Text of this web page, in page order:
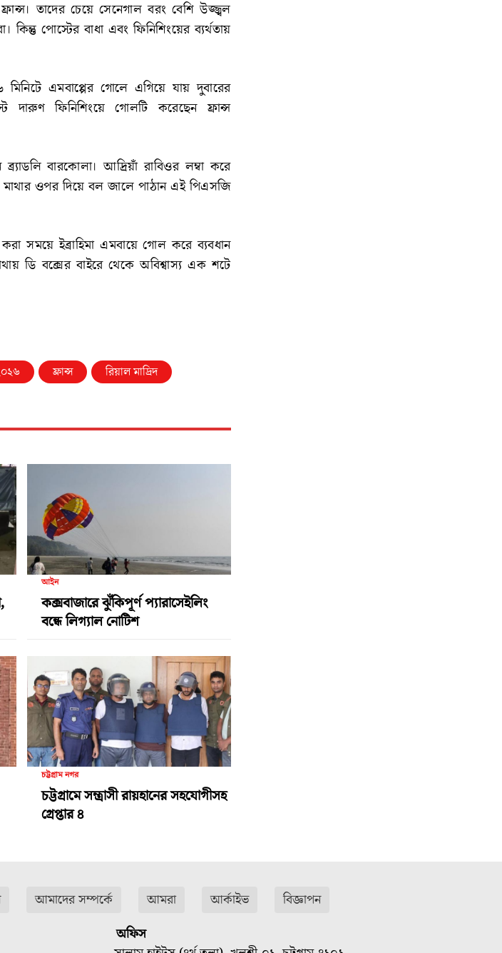
তাদের চেয়ে সেনেগাল বরং বেশি উজ্জ্বল
পোস্টের বাধা এবং ফিনিশিংয়ের ব্যর্থতায়
মিনিটে এমবাপ্পের গোলে এগিয়ে যায় দুবারের
দারুণ ফিনিশিংয়ে গোলটি করেছেন ফ্রান্স
বারকোলা। আদ্রিয়াঁ রাবিওর লম্বা করে
মাথার ওপর দিয়ে বল জালে পাঠান এই পিএসজি
ইব্রাহিমা এমবায়ে গোল করে ব্যবধান
ডি বক্সের বাইরে থেকে অবিশ্বাস্য এক শটে
ফ্রান্স রিয়াল মাদ্রিদ
আইন
কক্সবাজারে ঝুঁকিপূর্ণ প্যারাসেইলিং
বন্ধে লিগ্যাল নোটিশ
চট্টগ্রাম নগর
চট্টগ্রামে সন্ত্রাসী রায়হানের সহযোগীসহ
গ্রেপ্তার ৪
আমাদের সম্পর্কে আমরা আর্কাইভ বিজ্ঞাপন
অফিস